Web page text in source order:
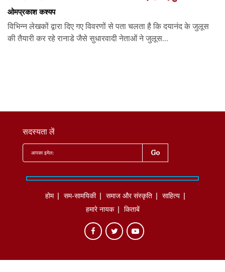
ओमप्रकाश कश्यप
विभिन्न लेखकों द्वारा दिए गए विवरणों से पता चलता है कि दयानंद के जुलूस
की तैयारी कर रहे रानाडे जैसे सुधारवादी नेताओं ने जुलूस...
सदस्यता लें
होम सम-सामयिकी समाज और संस्कृति
साहित्‍य
हमारे नायक
किताबें